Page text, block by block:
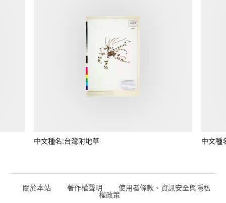
中文種名:台灣附地草 中文種
關於本站 著作權聲明 使用者條款、資訊安全與隱私
權政策